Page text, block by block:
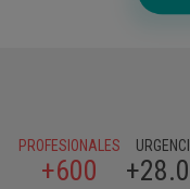
PROFESIONALES
+600